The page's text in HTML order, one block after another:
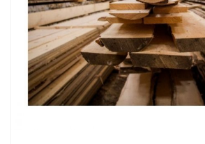
Смотреть проект